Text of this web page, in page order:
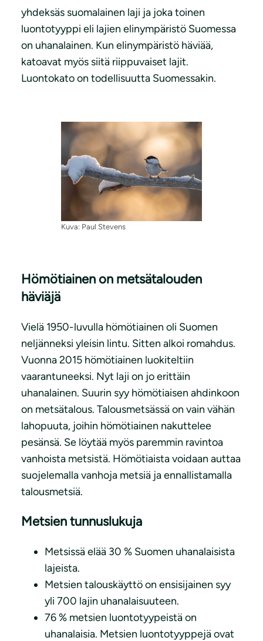
yhdeksäs suomalainen laji ja joka toinen
luontotyyppi eli lajien elinympäristö Suomessa
on uhanalainen. Kun elinympäristö häviää,
katoavat myös siitä riippuvaiset lajit.
Luontokato on todellisuutta Suomessakin.
Kuva: Paul Stevens
Hömötiainen on metsätalouden
häviäjä
Vielä 1950-luvulla hömötiainen oli Suomen
neljänneksi yleisin lintu. Sitten alkoi romahdus.
Vuonna 2015 hömötiainen luokiteltiin
vaarantuneeksi. Nyt laji on jo erittäin
uhanalainen. Suurin syy hömötiaisen ahdinkoon
on metsätalous. Talousmetsässä on vain vähän
lahopuuta, joihin hömötiainen nakuttelee
pesänsä. Se löytää myös paremmin ravintoa
vanhoista metsistä. Hömötiaista voidaan auttaa
suojelemalla vanhoja metsiä ja ennallistamalla
talousmetsiä.
Metsien tunnuslukuja
Metsissä elää 30 % Suomen uhanalaisista
lajeista.
Metsien talouskäyttö on ensisijainen syy
yli 700 lajin uhanalaisuuteen.
76 % metsien luontotyypeistä on
uhanalaisia. Metsien luontotyyppejä ovat